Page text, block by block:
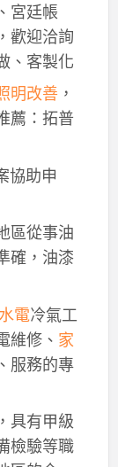
宮廷帳
歡迎洽詢
、客製化
明改善，
薦：拓普
協助申
區從事油
確，油漆
電冷氣工
維修、 家
服務的專
具有甲級
檢驗等職